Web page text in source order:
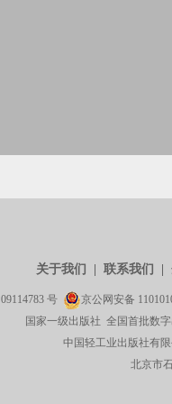
关于我们 联系我们
09114783 号 京公网安备
国家一级出版社 全国首批数
中国轻工业出版社有限
北京市